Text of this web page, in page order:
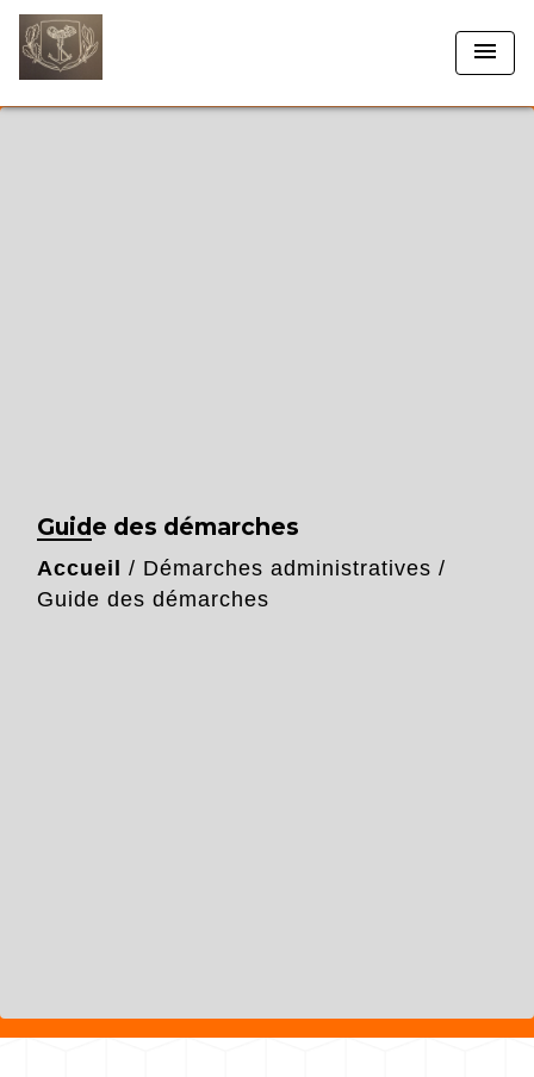
menu
Guide des démarches
Accueil / Démarches administratives /
Guide des démarches